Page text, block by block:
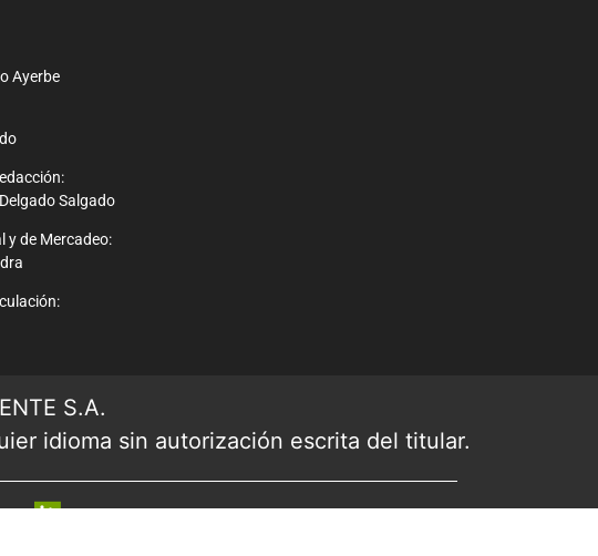
Ayerbe
Salgado
y de Mercadeo:
S.A.
idioma sin autorización escrita del titular.